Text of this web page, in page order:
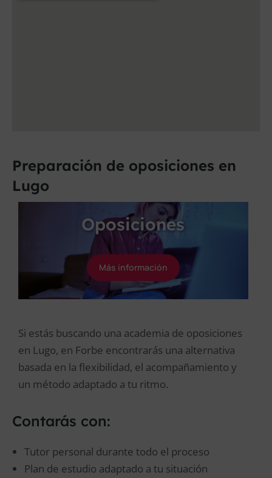
Preparación de oposiciones en
Lugo
Oposiciones
Más información
Si estás buscando una academia de oposiciones
en Lugo, en Forbe encontrarás una alternativa
basada en la flexibilidad, el acompañamiento y
un método adaptado a tu ritmo.
Contarás con:
Tutor personal durante todo el proceso
Plan de estudio adaptado a tu situación